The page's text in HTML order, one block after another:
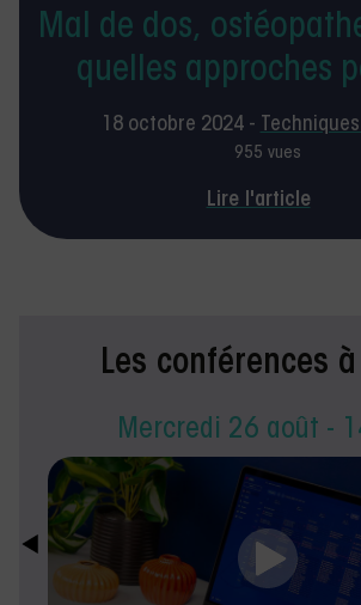
Mal de dos,
quelles approches
patients ?
18 octobre 2024 -
955 vues
Lire l'article
Les conférences
Mercredi 26 août -